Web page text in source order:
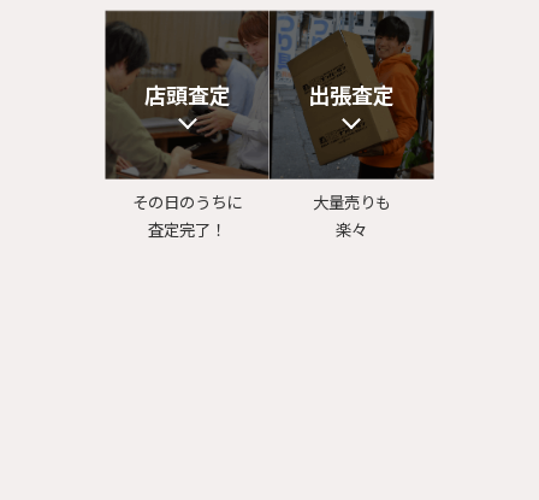
店頭査定
その日のうちに
査定完了！
出張査定
大量売りも
楽々